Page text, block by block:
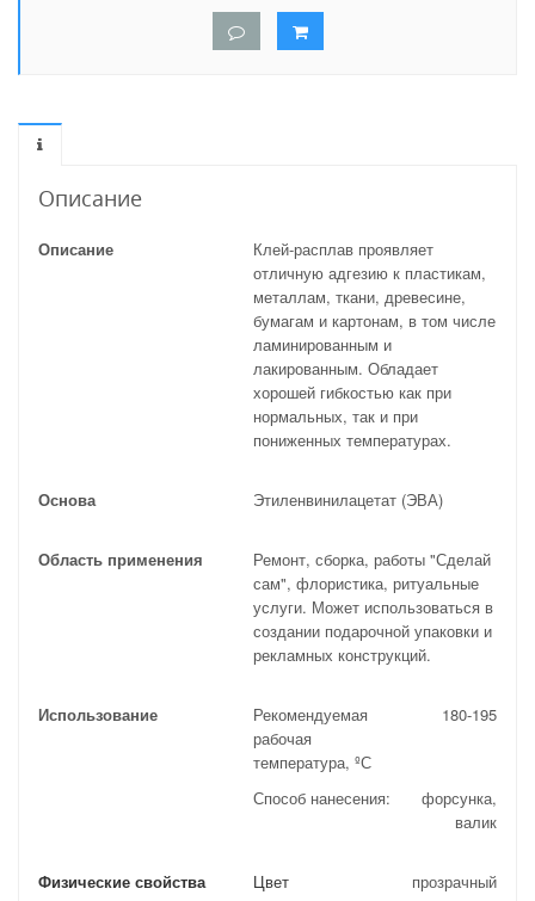
Описание
Описание
Клей-расплав проявляет
отличную адгезию к пластикам,
металлам, ткани, древесине,
бумагам и картонам, в том числе
ламинированным и
лакированным. Обладает
хорошей гибкостью как при
нормальных, так и при
пониженных температурах.
Основа Этиленвинилацетат (ЭВА)
Область применения
Ремонт, сборка, работы "Сделай
сам", флористика, ритуальные
услуги. Может использоваться в
создании подарочной упаковки и
рекламных конструкций.
Использование
Рекомендуемая
рабочая
температура, ºС
180-195
Способ нанесения:
форсунка,
валик
Физические свойства Цвет прозрачный